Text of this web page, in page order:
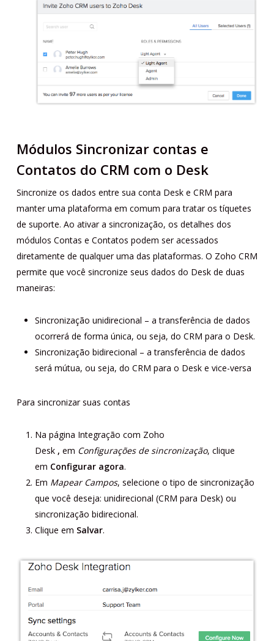
Módulos Sincronizar contas e
Contatos do CRM com o Desk
Sincronize os dados entre sua conta Desk e CRM para
manter uma plataforma em comum para tratar os tíquetes
de suporte. Ao ativar a sincronização, os detalhes dos
módulos Contas e Contatos podem ser acessados
diretamente de qualquer uma das plataformas. O Zoho CRM
permite que você sincronize seus dados do Desk de duas
maneiras:
Sincronização unidirecional – a transferência de dados
ocorrerá de forma única, ou seja, do CRM para o Desk.
Sincronização bidirecional – a transferência de dados
será mútua, ou seja, do CRM para o Desk e vice-versa
Para sincronizar suas contas
Na página Integração com Zoho
Desk , em Configurações de sincronização, clique
em Configurar agora.
Em Mapear Campos, selecione o tipo de sincronização
que você deseja: unidirecional (CRM para Desk) ou
sincronização bidirecional.
Clique em Salvar.